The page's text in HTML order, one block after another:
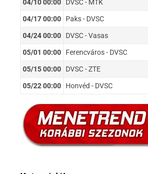
04/10 00:00 DVSC - MTK
04/17 00:00 Paks - DVSC
04/24 00:00 DVSC - Vasas
05/01 00:00 Ferencváros - DVSC
05/15 00:00 DVSC - ZTE
05/22 00:00 Honvéd - DVSC